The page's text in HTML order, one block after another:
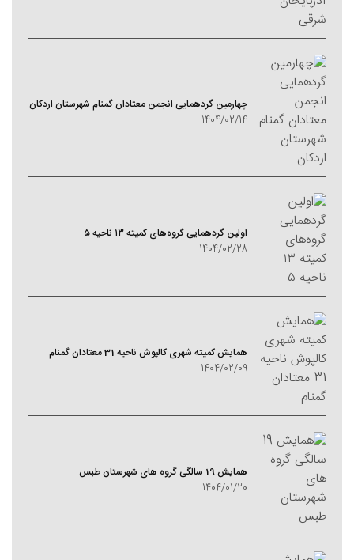
چهارمین گردهمایی انجمن معتادان گمنام شهرستان اردکان
1404/02/14
اولین گردهمایی گروه‌های کمیته ۱۳ ناحیه ۵
1404/02/28
همایش کمیته شهری کالپوش ناحیه 31 معتادان گمنام
1404/02/09
همایش 19 سالگی گروه های شهرستان طبس
1404/01/20